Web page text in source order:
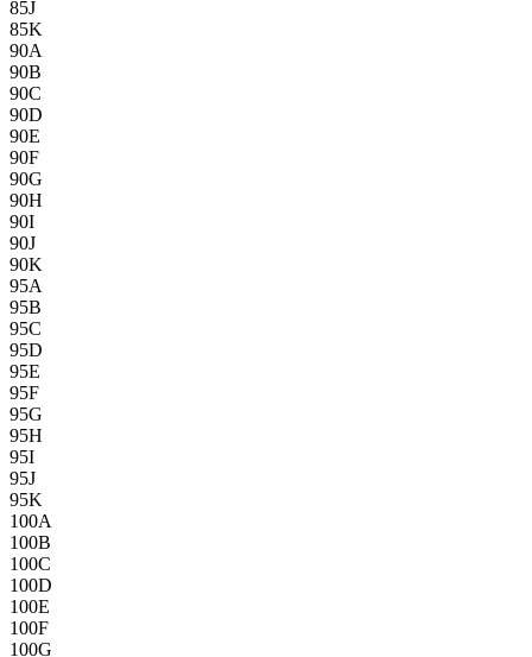
85J
85K
90A
90B
90C
90D
90E
90F
90G
90H
90I
90J
90K
95A
95B
95C
95D
95E
95F
95G
95H
95I
95J
95K
100A
100B
100C
100D
100E
100F
100G